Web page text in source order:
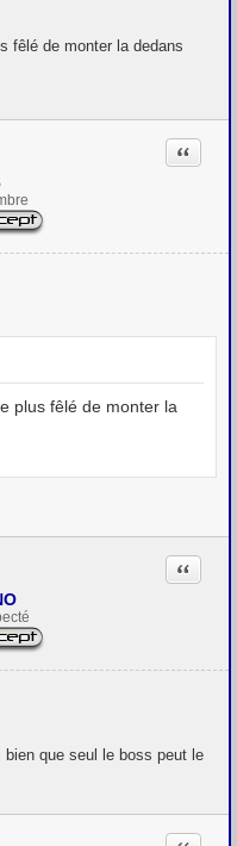
fêlé de monter la dedans
Citation
plus fêlé de monter la
Citation
que seul le boss peut le